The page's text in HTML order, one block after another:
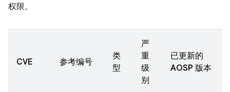
权限。
CVE 参考编号
类
型
严
重
级
别
已更新的
AOSP 版本